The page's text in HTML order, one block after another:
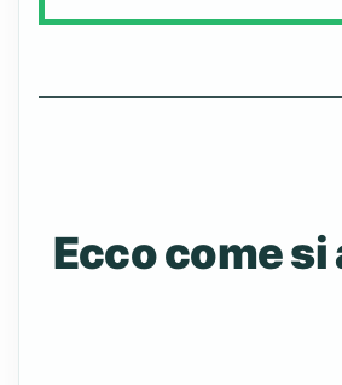
Ecco come